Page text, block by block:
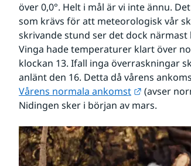
över 0,0°. Helt i mål är vi inte ännu.
som krävs för att meteorologisk vår
skrivande stund ser det dock
Vinga hade temperaturer klart över
klockan 13. Ifall inga överraskningar
Vårens normala ankomst
Länk till
(avser
Nidingen sker i början av mars.